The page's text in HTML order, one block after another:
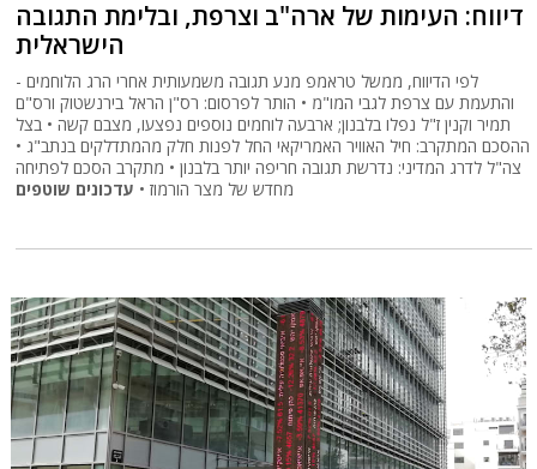
דיווח: העימות של ארה"ב וצרפת, ובלימת התגובה
הישראלית
לפי הדיווח, ממשל טראמפ מנע תגובה משמעותית אחרי הרג הלוחמים -
והתעמת עם צרפת לגבי המו"מ • הותר לפרסום: רס"ן הראל בירנשטוק ורס"ם
תמיר וקנין ז"ל נפלו בלבנון; ארבעה לוחמים נוספים נפצעו, מצבם קשה • בצל
ההסכם המתקרב: חיל האוויר האמריקאי החל לפנות חלק מהמתדלקים בנתב"ג •
צה"ל לדרג המדיני: נדרשת תגובה חריפה יותר בלבנון • מתקרב הסכם לפתיחה
מחדש של מצר הורמוז • עדכונים שוטפים